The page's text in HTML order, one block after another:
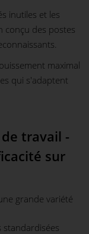
inutiles et les
conçu des postes
maximal
qui s'adaptent
travail -
sur
grande variété
standardisées